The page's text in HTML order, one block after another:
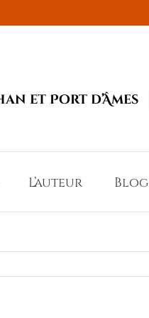
et Port d’Âmes
L’auteur Blog